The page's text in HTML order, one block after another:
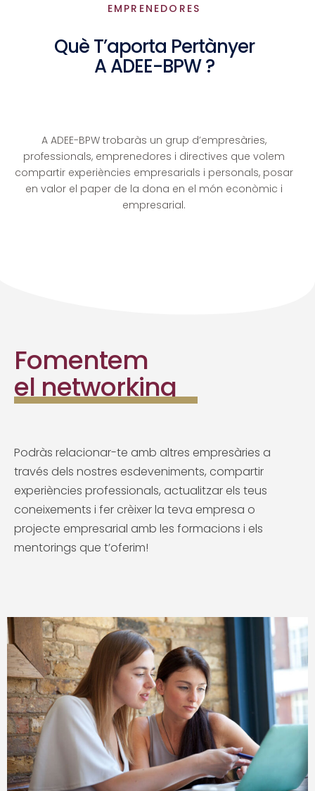
EMPRENEDORES
Què T’aporta Pertànyer
A ADEE-BPW ?
A ADEE-BPW trobaràs un grup d’empresàries,
professionals, emprenedores i directives que volem
compartir experiències empresarials i personals, posar
en valor el paper de la dona en el món econòmic i
empresarial.
Fomentem
el networking
Podràs relacionar-te amb altres empresàries a
través dels nostres esdeveniments, compartir
experiències professionals, actualitzar els teus
coneixements i fer crèixer la teva empresa o
projecte empresarial amb les formacions i els
mentorings que t’oferim!